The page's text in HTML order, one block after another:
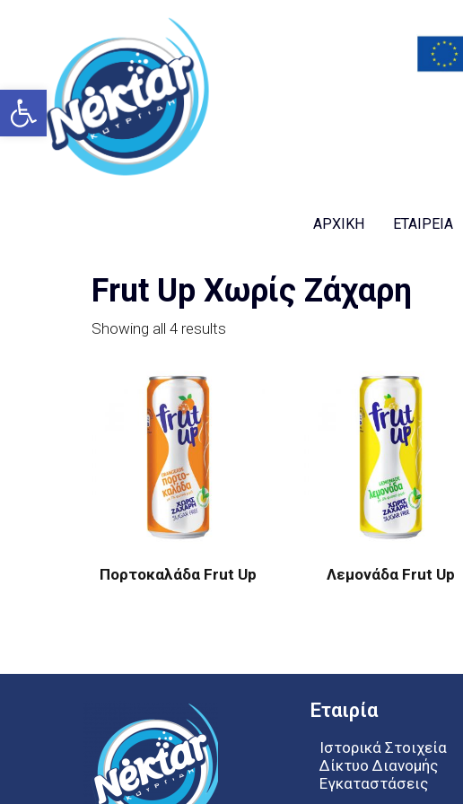
Ανοίξτε τη γραμμή εργαλείων
ΑΡΧΙΚΉ ΕΤΑΙΡΕΊΑ
Frut Up Χωρίς Ζάχαρη
Showing all 4 results
Πορτοκαλάδα Frut Up Λεμονάδα Frut Up
Εταιρία
Ιστορικά Στοιχεία
Δίκτυο Διανομής
Εγκαταστάσεις